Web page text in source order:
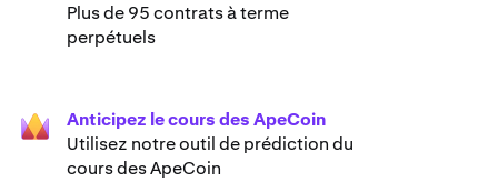
Plus de 95 contrats à terme
perpétuels
Anticipez le cours des ApeCoin
Utilisez notre outil de prédiction du
cours des ApeCoin